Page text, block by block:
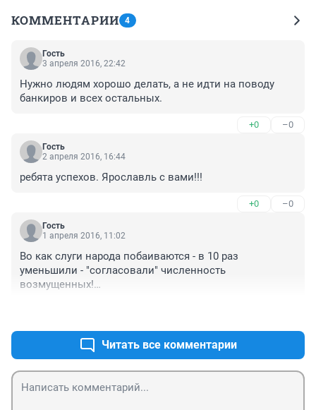
КОММЕНТАРИИ 4
Гость
3 апреля 2016, 22:42
Нужно людям хорошо делать, а не идти на поводу
банкиров и всех остальных.
+0 –0
Гость
2 апреля 2016, 16:44
ребята успехов. Ярославль с вами!!!
+0 –0
Гость
1 апреля 2016, 11:02
Во как слуги народа побаиваются - в 10 раз
уменьшили - "согласовали" численность
возмущенных!
Читать все комментарии